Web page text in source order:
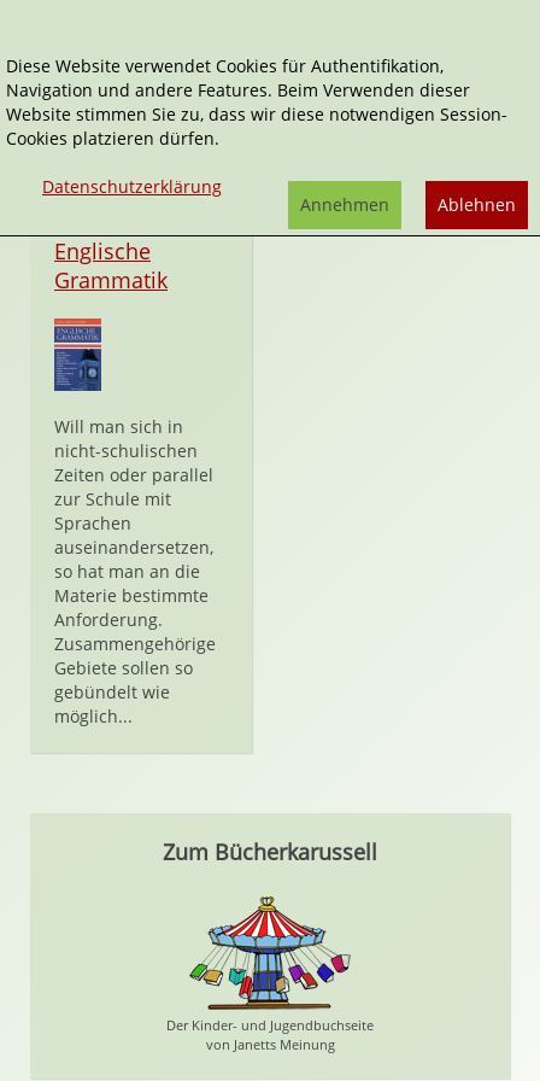
Ellen Heinrichs
Englische
Grammatik
Will man sich in
nicht-schulischen
Zeiten oder parallel
zur Schule mit
Sprachen
auseinandersetzen,
so hat man an die
Materie bestimmte
Anforderung.
Zusammengehörige
Gebiete sollen so
gebündelt wie
möglich...
Zum Bücherkarussell
Der Kinder- und Jugendbuchseite
von Janetts Meinung
Diese Website verwendet Cookies für Authentifikation,
Navigation und andere Features. Beim Verwenden dieser
Website stimmen Sie zu, dass wir diese notwendigen Session-
Cookies platzieren dürfen.
Datenschutzerklärung
Ablehnen
Annehmen